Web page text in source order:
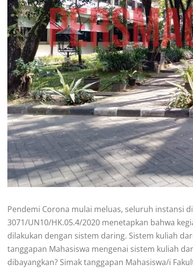
Pendemi Corona mulai meluas, seluruh instansi
3071/UN10/HK.05.4/2020 menetapkan bahwa
dilakukan dengan sistem daring. Sistem kuliah
tanggapan Mahasiswa mengenai sistem kuliah
dibayangkan? Simak tanggapan Mahasiswa/i